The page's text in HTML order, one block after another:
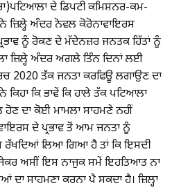
ਦੇ ਡਿਪਟੀ ਕਮਿਸ਼ਨਰ-ਕਮ-
ਨੇ ਜ਼ਿਲ੍ਹੇ ਅੰਦਰ ਨੋਵਲ ਕੋਰੋਨਾਵਾਇਰਸ
ਨੂੰ ਰੋਕਣ ਦੇ ਮੱਦੇਨਜ਼ਰ ਜਨਤਕ ਹਿੱਤਾਂ ਨੂੰ
ਜ਼ਿਲ੍ਹੇ ਅੰਦਰ ਅਗਲੇ ਤਿੰਨ ਦਿਨਾਂ ਲਈ
2020 ਤੱਕ ਜਨਤਾ ਕਰਫਿਊ ਲਗਾਉਣ ਦਾ
ਕਿਹਾ ਕਿ ਭਾਵੇਂ ਕਿ ਹਾਲੇ ਤੱਕ ਪਟਿਆਲਾ
ਹੋਣ ਦਾ ਕੋਈ ਮਾਮਲਾ ਸਾਹਮਣੇ ਨਹੀਂ
ਦੇ ਪ੍ਰਭਾਵ ਤੋਂ ਆਮ ਜਨਤਾ ਨੂੰ
ਲਿਆ ਗਿਆ ਹੈ ਤਾਂ ਕਿ ਇਸਦੀ
ਜੇਕਰ ਅਸੀਂ ਇਸ ਨਾਜੁਕ ਸਮੇਂ ਇਹਤਿਆਤ ਨਾ
ਸਾਹਮਣਾ ਕਰਨਾ ਪੈ ਸਕਦਾ ਹੈ। ਜ਼ਿਲ੍ਹਾ